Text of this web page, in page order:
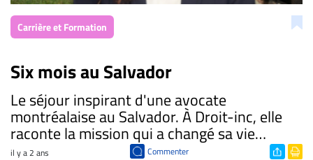
Carrière et Formation
Six mois au Salvador
Le séjour inspirant d'une avocate
montréalaise au Salvador. À Droit-inc, elle
raconte la mission qui a changé sa vie…
il y a 2 ans Commenter